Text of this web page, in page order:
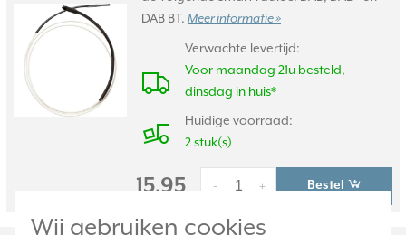
Wij gebruiken cookies
DAB BT. Meer informatie »
Verwachte levertijd:
Voor maandag 21u besteld,
dinsdag in huis*
Huidige voorraad:
2 stuk(s)
15,95 +
- Bestel